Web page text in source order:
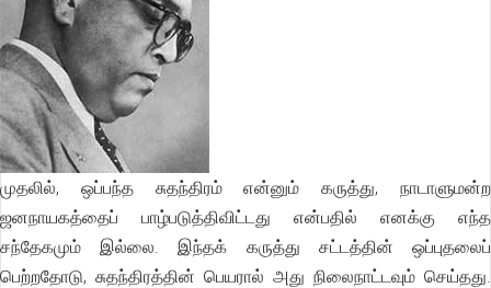
முதலில், ஒப்பந்த சுதந்திரம் என்னும் கருத்து, நாடாளுமன்ற
ஜனநாயகத்தைப் பாழ்படுத்திவிட்டது என்பதில் எனக்கு எந்த
சந்தேகமும் இல்லை. இந்தக் கருத்து சட்டத்தின் ஒப்புதலைப்
பெற்றதோடு, சுதந்திரத்தின் பெயரால் அது நிலைநாட்டவும் செய்தது.